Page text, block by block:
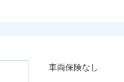
車両保険なし